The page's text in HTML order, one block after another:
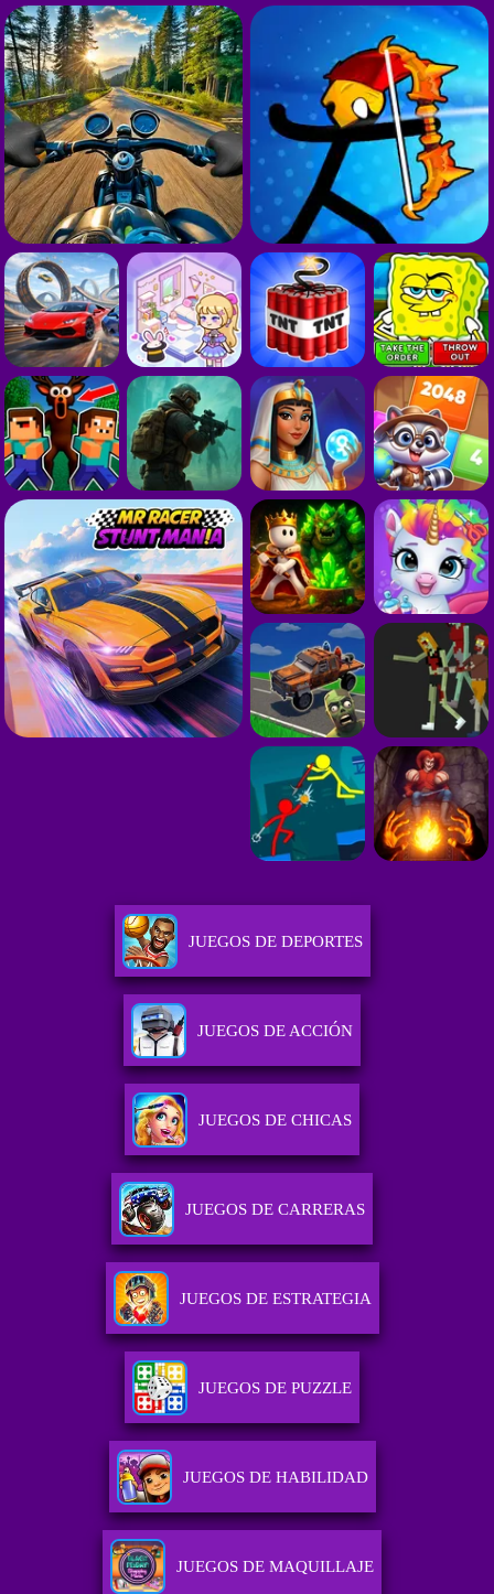
JUEGOS DE DEPORTES
JUEGOS DE ACCIÓN
JUEGOS DE CHICAS
JUEGOS DE CARRERAS
JUEGOS DE ESTRATEGIA
JUEGOS DE PUZZLE
JUEGOS DE HABILIDAD
JUEGOS DE MAQUILLAJE